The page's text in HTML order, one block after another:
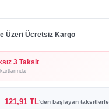
Üzeri Ücretsiz Kargo
3 Taksit
121,91 TL'den başlayan taksitlerle